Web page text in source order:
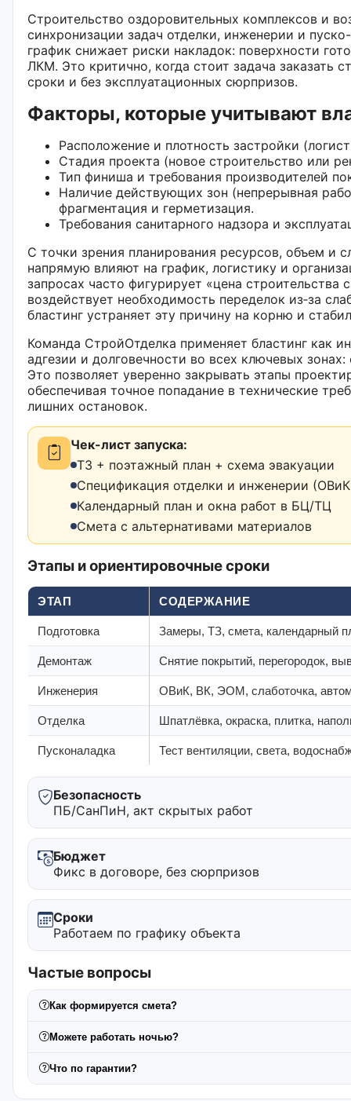
Строительство оздоровительных комплексов и
синхронизации задач отделки, инженерии и
график снижает риски накладок: поверхности
ЛКМ. Это критично, когда стоит задача заказать
сроки и без эксплуатационных сюрпризов.
Факторы, которые учитывают
Расположение и плотность застройки
Стадия проекта (новое строительство или
Тип финиша и требования производителей
Наличие действующих зон (непрерывная
фрагментация и герметизация.
Требования санитарного надзора и
С точки зрения планирования ресурсов, объем и
напрямую влияют на график, логистику и
запросах часто фигурирует «цена
воздействует необходимость переделок из‑за
бластинг устраняет эту причину на корню и
Команда СтройОтделка применяет бластинг как
адгезии и долговечности во всех ключевых
Это позволяет уверенно закрывать этапы
обеспечивая точное попадание в технические
лишних остановок.
Чек-лист запуска:
ТЗ + поэтажный план + схема эвакуации
Спецификация отделки и инженерии
Календарный план и окна работ в БЦ/ТЦ
Смета с альтернативами материалов
Этапы и ориентировочные сроки
ЭТАП СОДЕРЖАНИЕ
Подготовка Замеры, ТЗ, смета, календарный
Демонтаж Снятие покрытий, перегородок,
Инженерия ОВиК, ВК, ЭОМ, слаботочка,
Отделка Шпатлёвка, окраска, плитка,
Пусконаладка Тест вентиляции, света,
Безопасность
ПБ/СанПиН, акт скрытых работ
Бюджет
Фикс в договоре, без сюрпризов
Сроки
Работаем по графику объекта
Частые вопросы
Как формируется смета?
Можете работать ночью?
Что по гарантии?